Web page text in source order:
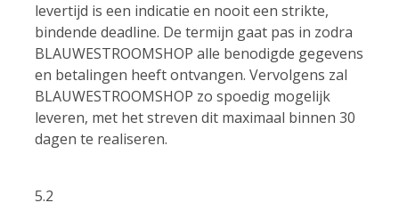
levertijd is een indicatie en nooit een strikte,
bindende deadline. De termijn gaat pas in zodra
BLAUWESTROOMSHOP alle benodigde gegevens
en betalingen heeft ontvangen. Vervolgens zal
BLAUWESTROOMSHOP zo spoedig mogelijk
leveren, met het streven dit maximaal binnen 30
dagen te realiseren.
5.2